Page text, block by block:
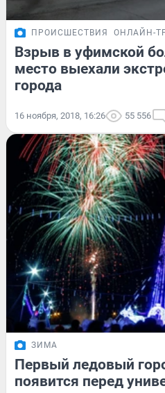
ПРОИСШЕСТВИЯ ОНЛАЙН-
Взрыв в уфимской
место выехали
города
16 ноября, 2018, 16:26 55 556
ЗИМА
Первый ледовый
появится перед